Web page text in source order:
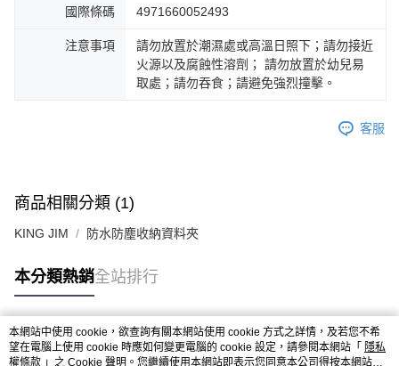
國際條碼 4971660052493
注意事項
請勿放置於潮濕處或高溫日照下；請勿接近
火源以及腐蝕性溶劑； 請勿放置於幼兒易
取處；請勿吞食；請避免強烈撞擊。
客服
商品相關分類 (1)
KING JIM 防水防塵收納資料夾
本分類熱銷全站排行
熱門標籤
本網站中使用 cookie，欲查詢有關本網站使用 cookie 方式之詳情，及若您不希
望在電腦上使用 cookie 時應如何變更電腦的 cookie 設定，請參閱本網站「 隱私
權條款 」之 Cookie 聲明。您繼續使用本網站即表示您同意本公司得按本網站使